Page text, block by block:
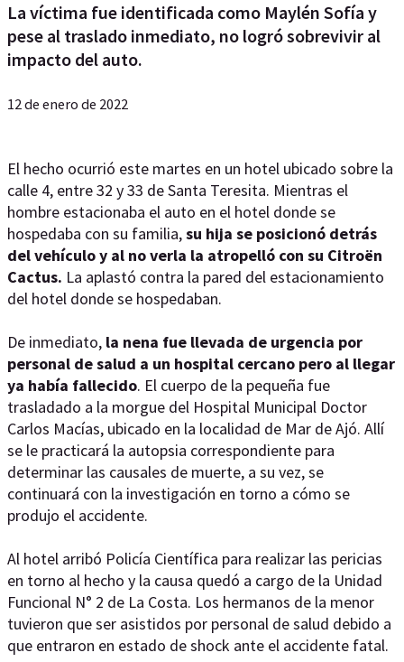
La víctima fue identificada como Maylén Sofía y
pese al traslado inmediato, no logró sobrevivir al
impacto del auto.
12 de enero de 2022
El hecho ocurrió este martes en un hotel ubicado sobre la
calle 4, entre 32 y 33 de Santa Teresita. Mientras el
hombre estacionaba el auto en el hotel donde se
hospedaba con su familia,su hija se posicionó detrás
del vehículo y al no verla la atropelló con su Citroën
Cactus. La aplastó contra la pared del estacionamiento
del hotel donde se hospedaban.
De inmediato, la nena fue llevada de urgencia por
personal de salud a un hospital cercano pero al llegar
ya había fallecido. El cuerpo de la pequeña fue
trasladado a la morgue del Hospital Municipal Doctor
Carlos Macías, ubicado en la localidad de Mar de Ajó. Allí
se le practicará la autopsia correspondiente para
determinar las causales de muerte, a su vez, se
continuará con la investigación en torno a cómo se
produjo el accidente.
Al hotel arribó Policía Científica para realizar las pericias
en torno al hecho y la causa quedó a cargo de la Unidad
Funcional N° 2 de La Costa. Los hermanos de la menor
tuvieron que ser asistidos por personal de salud debido a
que entraron en estado de shock ante el accidente fatal.